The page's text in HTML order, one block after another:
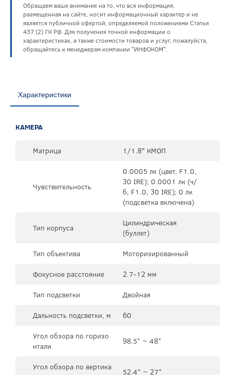
Обращаем ваше внимание на то, что вся информация,
размещенная на сайте, носит информационный характер и не
является публичной офертой, определяемой положениями Статьи
437 (2) ГК РФ. Для получения точной информации о
характеристиках, а также стоимости товаров и услуг, пожалуйста,
обращайтесь к менеджерам компании "ИНФОКОМ".
Характеристики
КАМЕРА
Матрица 1/1.8" КМОП
Чувствительность
0.0005 лк (цвет, F1.0,
30 IRE); 0.0001 лк (ч/
б, F1.0, 30 IRE); 0 лк
(подсветка включена)
Тип корпуса
Цилиндрическая
(буллет)
Тип объектива
Моторизированный
Фокусное расстояние
2.7-12 мм
Тип подсветки
Двойная
Дальность подсветки, м
60
Угол обзора по горизо
нтали
98.5° ~ 48°
Угол обзора по вертика
52.4° ~ 27°